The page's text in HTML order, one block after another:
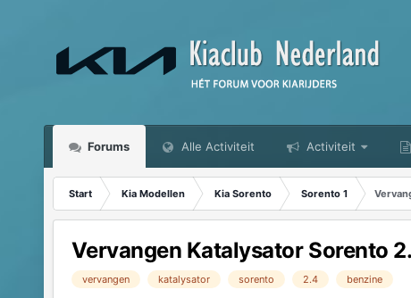
Forums Alle Activiteit Activiteit
Start Kia Modellen Kia Sorento Sorento 1
Vervangen Katalysator Sorento
vervangen katalysator sorento 2.4 benzine